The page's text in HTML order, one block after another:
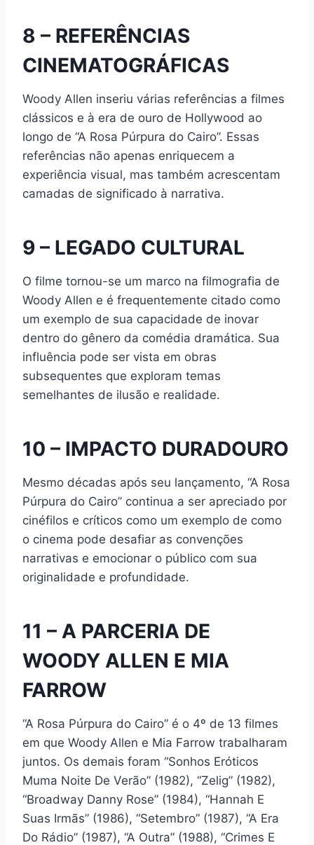
8 – REFERÊNCIAS
CINEMATOGRÁFICAS
Woody Allen inseriu várias referências a filmes
clássicos e à era de ouro de Hollywood ao
longo de “A Rosa Púrpura do Cairo”. Essas
referências não apenas enriquecem a
experiência visual, mas também acrescentam
camadas de significado à narrativa.
9 – LEGADO CULTURAL
O filme tornou-se um marco na filmografia de
Woody Allen e é frequentemente citado como
um exemplo de sua capacidade de inovar
dentro do gênero da comédia dramática. Sua
influência pode ser vista em obras
subsequentes que exploram temas
semelhantes de ilusão e realidade.
10 – IMPACTO DURADOURO
Mesmo décadas após seu lançamento, “A Rosa
Púrpura do Cairo” continua a ser apreciado por
cinéfilos e críticos como um exemplo de como
o cinema pode desafiar as convenções
narrativas e emocionar o público com sua
originalidade e profundidade.
11 – A PARCERIA DE
WOODY ALLEN E MIA
FARROW
“A Rosa Púrpura do Cairo” é o 4º de 13 filmes
em que Woody Allen e Mia Farrow trabalharam
juntos. Os demais foram “Sonhos Eróticos
Muma Noite De Verão” (1982), “Zelig” (1982),
“Broadway Danny Rose” (1984), “Hannah E
Suas Irmãs” (1986), “Setembro” (1987), “A Era
Do Rádio” (1987), “A Outra” (1988), “Crimes E